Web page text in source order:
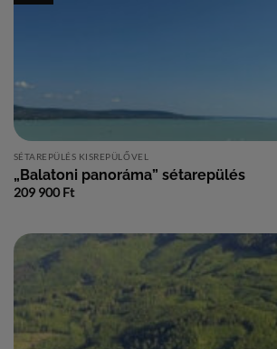
SÉTAREPÜLÉS KISREPÜLŐVEL
„Balatoni panoráma” sétarepülés
209 900Ft